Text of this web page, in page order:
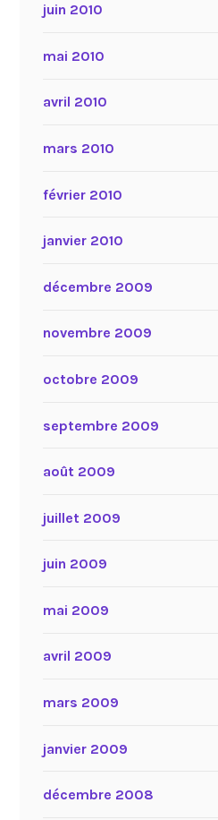
juin 2010
mai 2010
avril 2010
mars 2010
février 2010
janvier 2010
décembre 2009
novembre 2009
octobre 2009
septembre 2009
août 2009
juillet 2009
juin 2009
mai 2009
avril 2009
mars 2009
janvier 2009
décembre 2008